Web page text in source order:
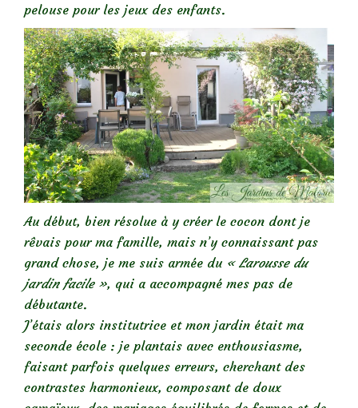
pelouse pour les jeux des enfants.
Au début, bien résolue à y créer le cocon dont je
rêvais pour ma famille, mais n’y connaissant pas
grand chose, je me suis armée du « Larousse du
jardin facile », qui a accompagné mes pas de
débutante.
J’étais alors institutrice et mon jardin était ma
seconde école : je plantais avec enthousiasme,
faisant parfois quelques erreurs, cherchant des
contrastes harmonieux, composant de doux